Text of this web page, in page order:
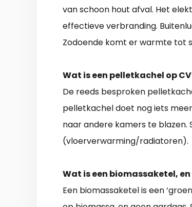
van schoon hout afval. Het
effectieve verbranding.
Zodoende komt er warmte tot
Wat is een pelletkachel op
De reeds besproken
pelletkachel doet nog iets
naar andere kamers te blazen.
(vloerverwarming/radiatoren).
Wat is een biomassaketel,
Een biomassaketel is een